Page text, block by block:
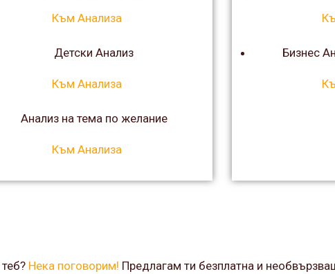
Към Анализа
Детски Анализ
Към Анализа
Анализ на тема по желание
Към Анализа
Бизнес
Нека поговорим! Предлагам ти безплатна и